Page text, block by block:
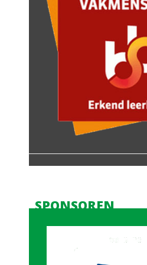
SPONSOREN